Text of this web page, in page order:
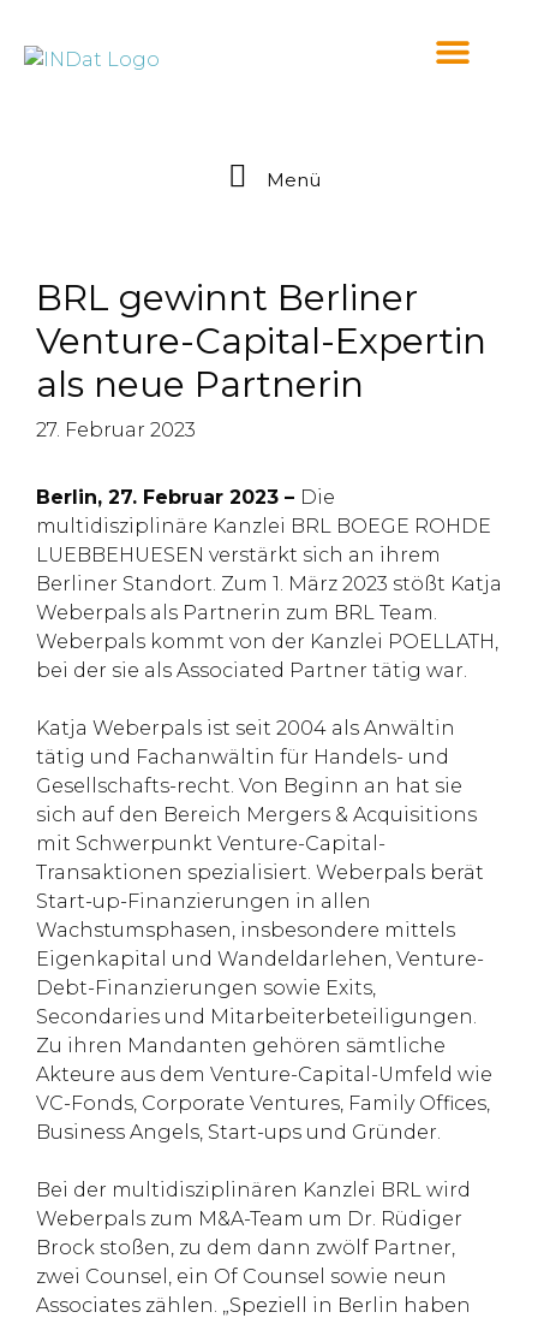
Menü
BRL gewinnt Berliner
Venture-Capital-Expertin
als neue Partnerin
27. Februar 2023
Berlin, 27. Februar 2023 – Die
multidisziplinäre Kanzlei BRL BOEGE ROHDE
LUEBBEHUESEN verstärkt sich an ihrem
Berliner Standort. Zum 1. März 2023 stößt Katja
Weberpals als Partnerin zum BRL Team.
Weberpals kommt von der Kanzlei POELLATH,
bei der sie als Associated Partner tätig war.
Katja Weberpals ist seit 2004 als Anwältin
tätig und Fachanwältin für Handels- und
Gesellschafts-recht. Von Beginn an hat sie
sich auf den Bereich Mergers & Acquisitions
mit Schwerpunkt Venture-Capital-
Transaktionen spezialisiert. Weberpals berät
Start-up-Finanzierungen in allen
Wachstumsphasen, insbesondere mittels
Eigenkapital und Wandeldarlehen, Venture-
Debt-Finanzierungen sowie Exits,
Secondaries und Mitarbeiterbeteiligungen.
Zu ihren Mandanten gehören sämtliche
Akteure aus dem Venture-Capital-Umfeld wie
VC-Fonds, Corporate Ventures, Family Offices,
Business Angels, Start-ups und Gründer.
Bei der multidisziplinären Kanzlei BRL wird
Weberpals zum M&A-Team um Dr. Rüdiger
Brock stoßen, zu dem dann zwölf Partner,
zwei Counsel, ein Of Counsel sowie neun
Associates zählen. „Speziell in Berlin haben